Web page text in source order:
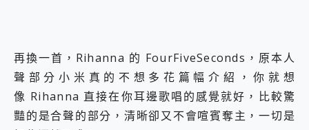
再換一首，Rihanna 的 FourFiveSeconds，原本人
聲部分小米真的不想多花篇幅介紹，你就想
像 Rihanna 直接在你耳邊歌唱的感覺就好，比較驚
豔的是合聲的部分，清晰卻又不會喧賓奪主，一切是